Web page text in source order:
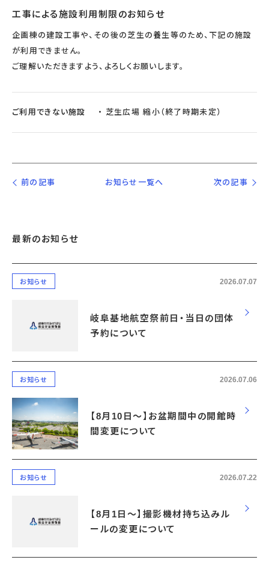
工事による施設利用制限のお知らせ
企画棟の建設工事や、その後の芝生の養生等のため、下記の施設
が利用できません。
ご理解いただきますよう、よろしくお願いします。
ご利用できない施設 芝生広場 縮小（終了時期未定）
前の記事 お知らせ一覧へ 次の記事
最新のお知らせ
お知らせ
岐阜基地航空祭前日・当日の団体
予約について
2026.07.07
お知らせ
【8月10日～】お盆期間中の開館時
間変更について
2026.07.06
お知らせ
【8月1日～】撮影機材持ち込みル
ールの変更について
2026.07.22